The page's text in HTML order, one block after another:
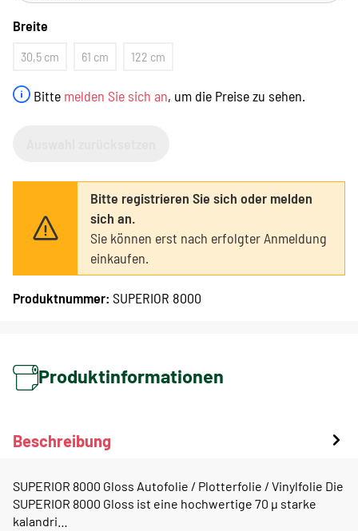
Bitte melden Sie sich an, um die Preise zu sehen.
Breite
30,5 cm 61 cm 122 cm
Bitte registrieren Sie sich oder melden
sich an.
Sie können erst nach erfolgter Anmeldung
einkaufen.
Produktnummer: SUPERIOR 8000
Produktinformationen
Beschreibung
SUPERIOR 8000 Gloss Autofolie / Plotterfolie / Vinylfolie Die
SUPERIOR 8000 Gloss ist eine hochwertige 70 µ starke
kalandri…